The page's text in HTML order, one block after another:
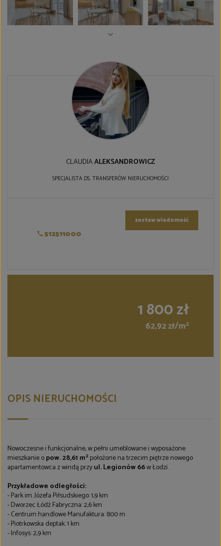
CLAUDIAALEKSANDROWICZ
SPECJALISTA DS. TRANSFERÓW NIERUCHOMOŚCI
512511000
zostaw wiadomość
1 800 zł
62,92 zł/m2
OPIS NIERUCHOMOŚCI
Nowoczesne i funkcjonalne, w pełni umeblowane i wyposażone
mieszkanie opow. 28,61 m2 położone na trzecim piętrze nowego
apartamentowca z windą przyul. Legionów 66w Łodzi.
Przykładowe odległości:
- Park im. Józefa Piłsudskiego: 1,9 km
- Dworzec Łódź Fabryczna: 2,6 km
- Centrum handlowe Manufaktura: 800 m
- Piotrkowska deptak: 1 km
- Infosys: 2,9 km